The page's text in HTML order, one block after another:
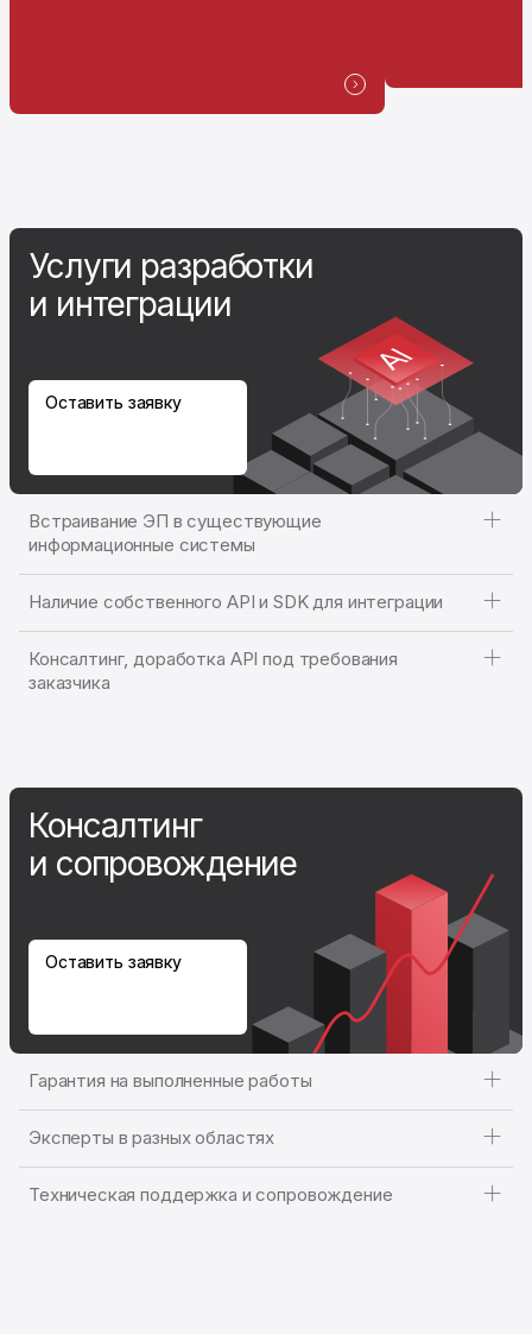
Услуги разработки
и интеграции
Оставить заявку
Встраивание ЭП в существующие
информационные системы
Наличие собственного API и SDK для интеграции
Консалтинг, доработка API под требования
заказчика
Консалтинг
и сопровождение
Оставить заявку
Гарантия на выполненные работы
Эксперты в разных областях
Техническая поддержка и сопровождение